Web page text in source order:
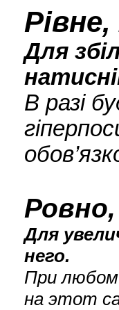
Для
В разі
Для
него.
При любом
на этот